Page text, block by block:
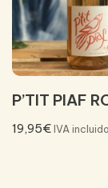
P’TIT PIAF
19,95€IVA incluido